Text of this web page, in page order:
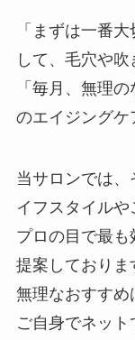
「まずは一番
して、毛穴や吹
「毎月、無理
のエイジングケ
当サロンでは、
イフスタイル
プロの目で最
提案しておりま
無理なおすすめ
ご自身でネッ